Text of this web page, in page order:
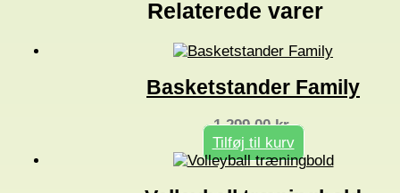
Relaterede varer
Basketstander Family
1.299,00kr.
Tilføj til kurv